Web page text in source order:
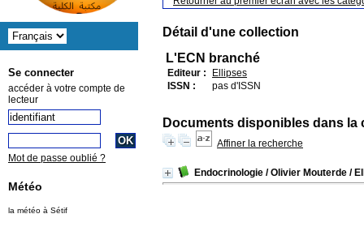
Détail d'une collection
L'ECN branché
Editeur :
Ellipses
ISSN :
pas d'ISSN
Documents disponibles dans la
Affiner la recherche
Endocrinologie / Olivier Mouterde /
Se connecter
accéder à votre compte de
lecteur
Mot de passe oublié ?
Météo
la météo à Sétif